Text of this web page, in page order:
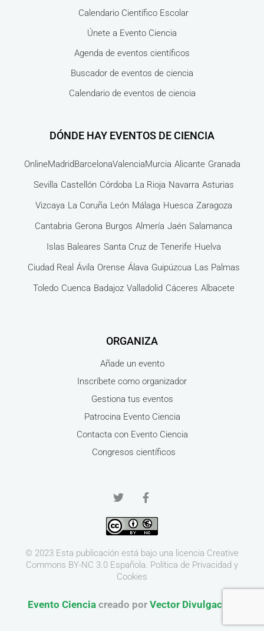
Calendario Científico Escolar
Únete a Evento Ciencia
Agenda de eventos científicos
Buscador de eventos de ciencia
Calendario de eventos de ciencia
DÓNDE HAY EVENTOS DE CIENCIA
OnlineMadridBarcelonaValenciaMurcia Alicante Granada
Sevilla Castellón Córdoba La Rioja Navarra Asturias
Vizcaya La Coruña León Málaga Huesca Zaragoza
Cantabria Gerona Burgos Almería Jaén Salamanca
Islas Baleares Santa Cruz de Tenerife Huelva
Ciudad Real Ávila Orense Álava Guipúzcua Las Palmas
Toledo Cuenca Badajoz Valladolid Cáceres Albacete
ORGANIZA
Añade un evento
Inscríbete como organizador
Gestiona tus eventos
Patrocina Evento Ciencia
Contacta con Evento Ciencia
Congresos científicos
© 2023 Esta publicación está bajo una licencia Creative
Commons BY-NC 3.0 Española. Política de Privacidad y
Cookies
Evento Cienciacreado por Vector Divulgación